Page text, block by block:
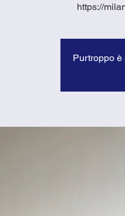
https://
Purtroppo è